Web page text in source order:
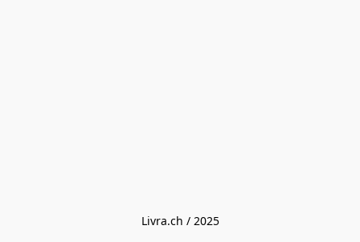
Livra.ch / 2025